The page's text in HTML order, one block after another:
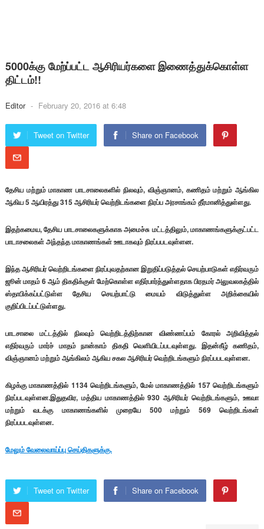
5000க்கு மேற்ப்பட்ட ஆசிரியர்களை இணைத்துக்கொள்ள
திட்டம்!!
Editor - February 20, 2016 at 6:48
Tweet on Twitter Share on Facebook
தேசிய மற்றும் மாகாண பாடசாலைகளில் நிலவும், விஞ்ஞானம், கணிதம் மற்றும் ஆங்கில
ஆகிய 5 ஆயிரத்து 315 ஆசிரியர் வெற்றிடங்களை நிரப்ப அரசாங்கம் தீர்மானித்துள்ளது.
இதற்கமைய, தேசிய பாடசாலைகளுக்காக அமைச்சு மட்டத்திலும், மாகாணங்களுக்குட்பட்ட
பாடாசலைகள் அந்தந்த மாகாணங்கள் ஊடாகவும் நிரப்பபடவுள்ளன.
இந்த ஆசிரியர் வெற்றிடங்களை நிரப்புவதற்கான இறுதிப்படுத்தல் செயற்பாடுகள் எதிர்வரும்
ஜூன் மாதம் 6 ஆம் திகதிக்குள் மேற்கொள்ள எதிர்பார்த்துள்ளதாக பிரதமர் அலுவலகத்தில்
ஸ்தாபிக்கப்பட்டுள்ள தேசிய செயற்பாட்டு மையம் விடுத்துள்ள அறிக்கையில்
குறிப்பிடப்பட்டுள்ளது.
பாடசாலை மட்டத்தில் நிலவும் வெற்றிடத்திற்கான விண்ணப்பம் கோரல் அறிவித்தல்
எதிர்வரும் மார்ச் மாதம் நான்காம் திகதி வெளியிடப்படவுள்ளது. இதன்கீழ் கணிதம்,
விஞ்ஞானம் மற்றும் ஆங்கிலம் ஆகிய சகல ஆசிரியர் வெற்றிடங்களும் நிரப்பபடவுள்ளன.
கிழக்கு மாகாணத்தில் 1134 வெற்றிடங்களும், மேல் மாகாணத்தில் 157 வெற்றிடங்களும்
நிரப்படவுள்ளன.இதுதவிர, மத்திய மாகாணத்தில் 930 ஆசிரியர் வெற்றிடங்களும், ஊவா
மற்றும் வடக்கு மாகாணங்களில் முறையே 500 மற்றும் 569 வெற்றிடங்கள்
நிரப்பபடவுள்ளன.
மேலும் வேலைவாய்ப்பு செய்திகளுக்கு.
Tweet on Twitter Share on Facebook